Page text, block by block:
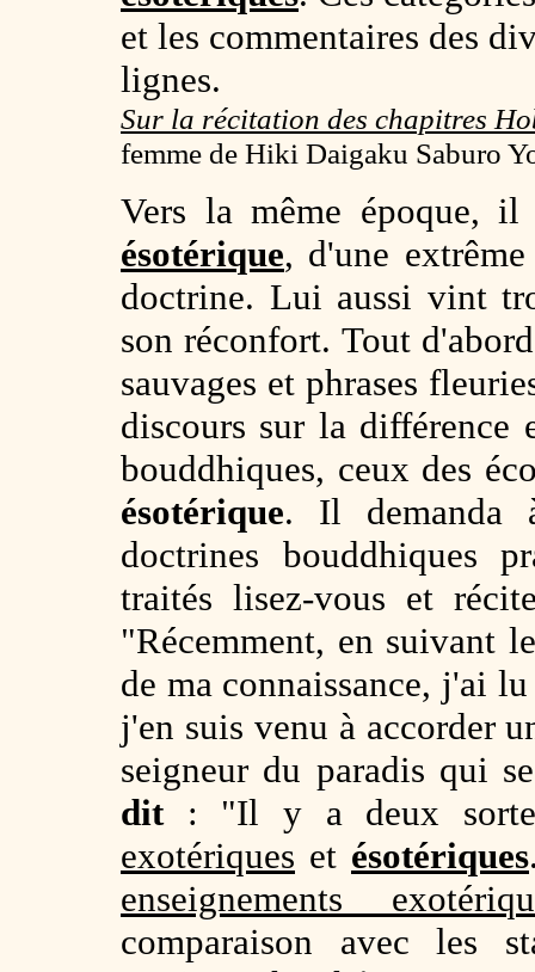
et les commentaires des
lignes.
Sur la récitation des chapitres
femme de Hiki Daigaku Saburo
Vers la même époque,
ésotérique, d'une
doctrine. Lui aussi vint
son réconfort. Tout
sauvages et phrases
discours sur la différence
bouddhiques, ceux des
ésotérique. Il demanda
doctrines bouddhiques
traités lisez-vous et
"Récemment, en suivant
de ma connaissance, j'ai
j'en suis venu à accorder
seigneur du paradis qui
dit: "Il y a deux sortes
exotériques et ésotériques
enseignements
comparaison avec les